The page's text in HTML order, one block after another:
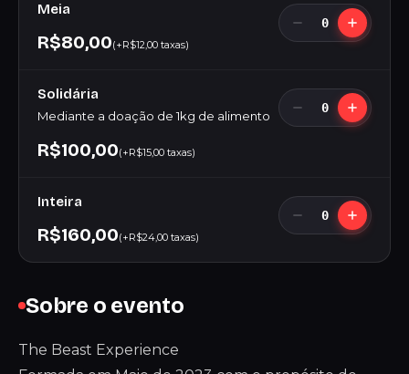
Sobre o evento
The Beast Experience
Meia
R$80,00(+R$12,00 taxas)
0
Solidária
Mediante a doação de 1kg de alimento
R$100,00(+R$15,00 taxas)
0
Inteira
R$160,00(+R$24,00 taxas)
0